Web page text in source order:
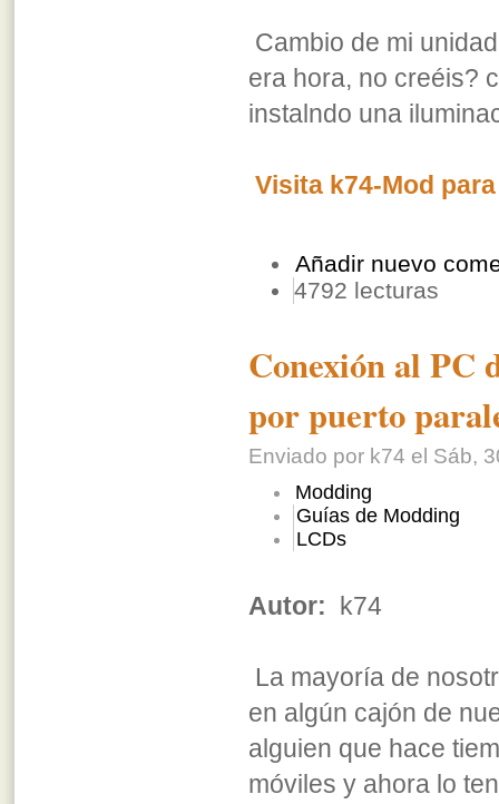
Cambio de mi
era hora, no creéis?
instalndo una
Visita k74-Mod
Añadir nuevo
4792 lecturas
Conexión al PC
por puerto
Enviado por k74 el Sáb,
Modding
Guías de Modding
LCDs
Autor: k74
La mayoría de
en algún cajón de
alguien que hace
móviles y ahora lo